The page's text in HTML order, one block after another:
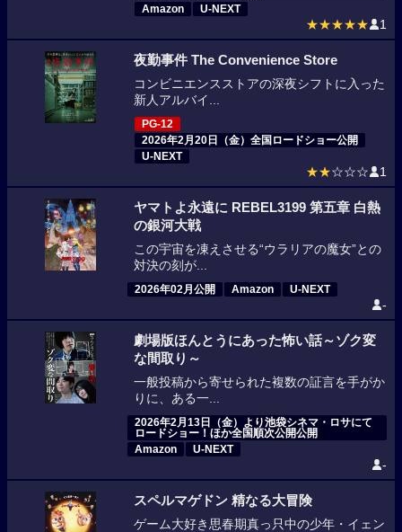
Amazon
U-NEXT
★★★★★ 1
夜勤事件 The Convenience Store
コンビニエンスストアの深夜シフトに入った
新人アルバイ...
PG-12
2026年2月20日（金）全国ロードショー公開
U-NEXT
★★☆☆☆ 1
ヤマトよ永遠に REBEL3199 第五章 白熱
の銀河大戦
この宇宙を凍えさせる“ウラリアの魔女”との
対決の刻が...
2026年02月公開 Amazon U-NEXT
-
劇場版ほんとうにあった怖い話～ゾク変
な間取り～
一般投稿から寄せられた複数の証言を手がか
りに、ある一...
2026年2月13日（金）より池袋シネマ・ロサにて
ロードショー！ほか全国順次公開公開
Amazon
U-NEXT
-
スペルマゲドン 精なる大冒険
ゲーム大好き思春期真っ只中の少年・イェン